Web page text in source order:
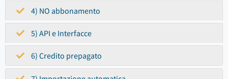
4) NO abbonamento
5) API e Interfacce
6) Credito prepagato